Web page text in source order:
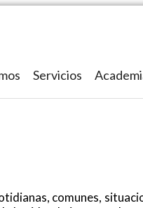
Servicios
comunes,